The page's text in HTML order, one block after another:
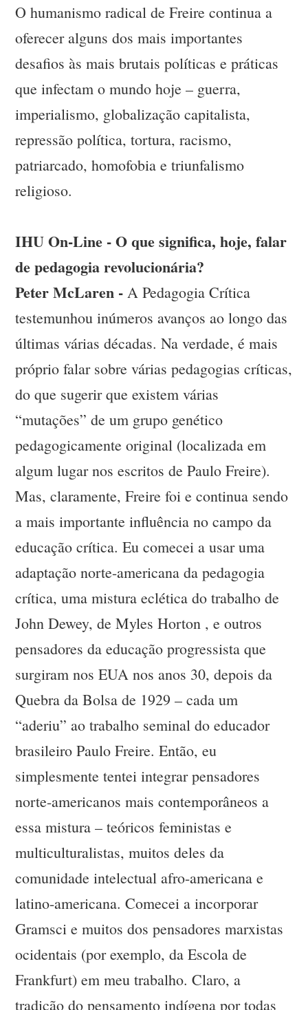
O humanismo radical de Freire continua a
oferecer alguns dos mais importantes
desafios às mais brutais políticas e práticas
que infectam o mundo hoje – guerra,
imperialismo, globalização capitalista,
repressão política, tortura, racismo,
patriarcado, homofobia e triunfalismo
religioso.
IHU On-Line - O que significa, hoje, falar
de pedagogia revolucionária?
Peter McLaren - A Pedagogia Crítica
testemunhou inúmeros avanços ao longo das
últimas várias décadas. Na verdade, é mais
próprio falar sobre várias pedagogias críticas,
do que sugerir que existem várias
“mutações” de um grupo genético
pedagogicamente original (localizada em
algum lugar nos escritos de Paulo Freire).
Mas, claramente, Freire foi e continua sendo
a mais importante influência no campo da
educação crítica. Eu comecei a usar uma
adaptação norte-americana da pedagogia
crítica, uma mistura eclética do trabalho de
John Dewey, de Myles Horton , e outros
pensadores da educação progressista que
surgiram nos EUA nos anos 30, depois da
Quebra da Bolsa de 1929 – cada um
“aderiu” ao trabalho seminal do educador
brasileiro Paulo Freire. Então, eu
simplesmente tentei integrar pensadores
norte-americanos mais contemporâneos a
essa mistura – teóricos feministas e
multiculturalistas, muitos deles da
comunidade intelectual afro-americana e
latino-americana. Comecei a incorporar
Gramsci e muitos dos pensadores marxistas
ocidentais (por exemplo, da Escola de
Frankfurt) em meu trabalho. Claro, a
tradição do pensamento indígena por todas